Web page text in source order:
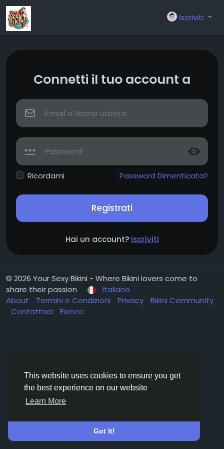
This website uses cookies to ensure you get
the best experience on our website
Learn More
Got It!
Iscriviti
Connetti il tuo account a
Ricordami Password Dimenticata?
Registrati
Hai un account? Iscriviti
© 2026 Your Sexy Bikini - Where Bikini lovers come to
share their passion
Italiano
About
Termini e Condizioni Privacy
Bikini Community
Contattaci
Elenco